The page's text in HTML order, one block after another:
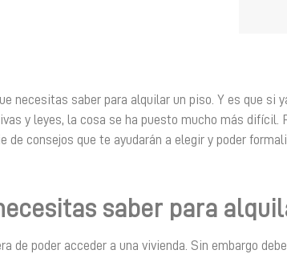
necesitas saber para alquilar un piso. Y es que si
y leyes, la cosa se ha puesto mucho más
consejos que te ayudarán a elegir y poder
saber para
de poder acceder a una vivienda. Sin embargo